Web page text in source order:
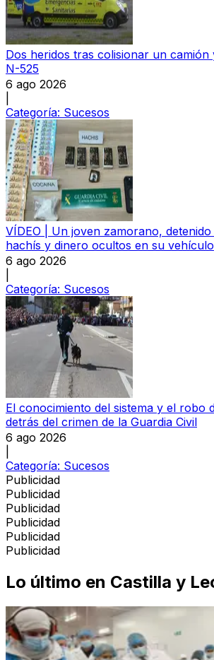
Dos heridos tras colisionar un
N-525
6 ago 2026
Categoría: Sucesos
VÍDEO | Un joven zamorano,
hachís y dinero ocultos en su vehículo
6 ago 2026
Categoría: Sucesos
El conocimiento del sistema y el robo
detrás del crimen de la Guardia Civil
6 ago 2026
Categoría: Sucesos
Publicidad
Publicidad
Publicidad
Publicidad
Publicidad
Publicidad
Lo último en Castilla y